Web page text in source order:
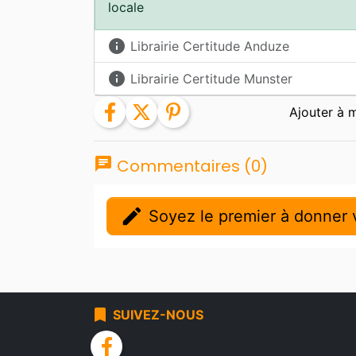
locale
info Librairie Certitude Anduze
info Librairie Certitude Munster
facebook twitter pinterest
chat Commentaires (0)
edit Soyez le premier à donner
bookmark SUIVEZ-NOUS
facebook